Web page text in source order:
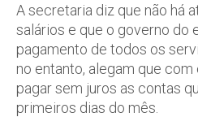
A secretaria diz que não há
salários e que o governo do
pagamento de todos os
no entanto, alegam que
pagar sem juros as contas
primeiros dias do mês.